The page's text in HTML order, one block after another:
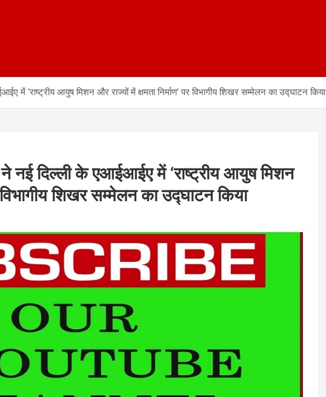
में ‘राष्ट्रीय आयुष मिशन और राज्यों में क्षमता निर्माण’ पर विभागीय शिखर सम्मेलन का उद्घाटन किया
ने नई दिल्ली के एआईआईए में ‘राष्ट्रीय आयुष मिशन
विभागीय शिखर सम्मेलन का उद्घाटन किया